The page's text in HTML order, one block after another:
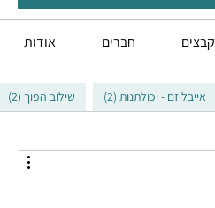
קבצים חברים אודות
אייבליזם - יכולתנות (2) שילוב הפוך (2)